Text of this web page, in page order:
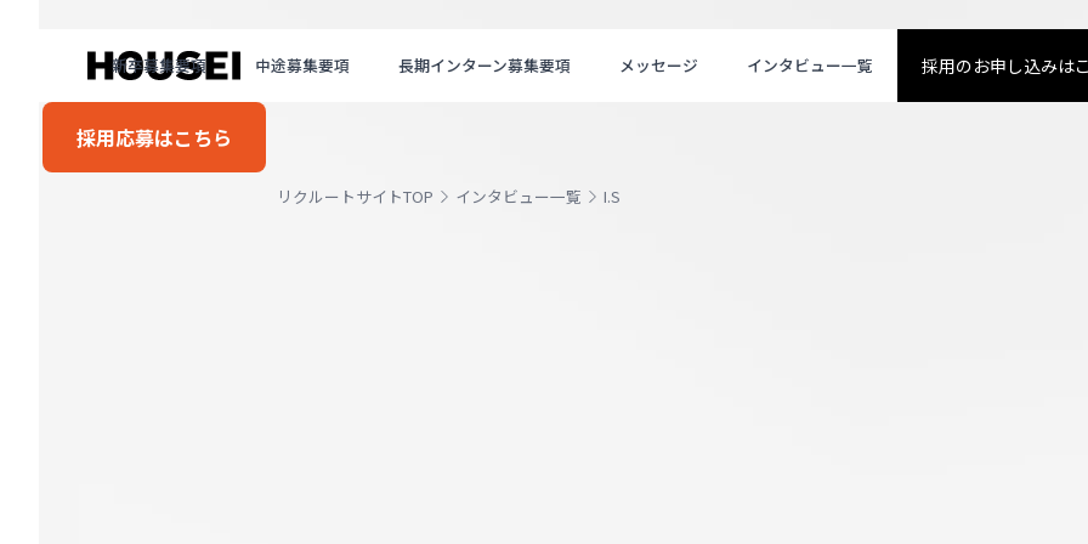
新卒募集要項 中途募集要項 長期インターン募集要項 メッセージ インタビュー一覧 採用のお申し込みは
採用応募はこちら
リクルートサイトTOP インタビュー一覧 I.S